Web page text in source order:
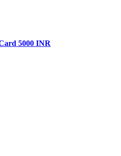
5000 INR